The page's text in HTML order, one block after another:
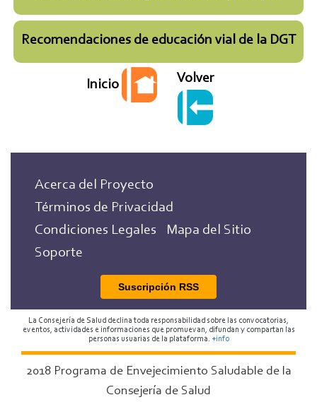
Recomendaciones de educación vial de la DGT
Inicio Volver
Acerca del Proyecto
Términos de Privacidad
Condiciones Legales
Mapa del Sitio
Soporte
Suscripción RSS
La Consejería de Salud declina toda responsabilidad sobre las convocatorias,
eventos, actividades e informaciones que promuevan, difundan y compartan las
personas usuarias de la plataforma. +info
2018 Programa de Envejecimiento Saludable de la
Consejería de Salud